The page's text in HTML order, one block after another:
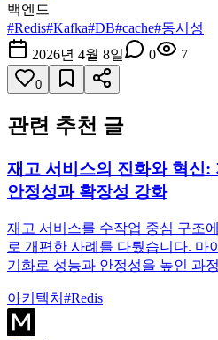
백엔드
#Redis#Kafka#DB#cache#동시성
2026년 4월 8일
0 7
0
관련 추천 글
재고 서비스의 진화와 혁신:
안정성과 확장성 강화
재고 서비스를 수작업 중심 구조에
로 개편한 사례를 다뤘습니다. 마
기화로 성능과 안정성을 높인 과
아키텍처#Redis